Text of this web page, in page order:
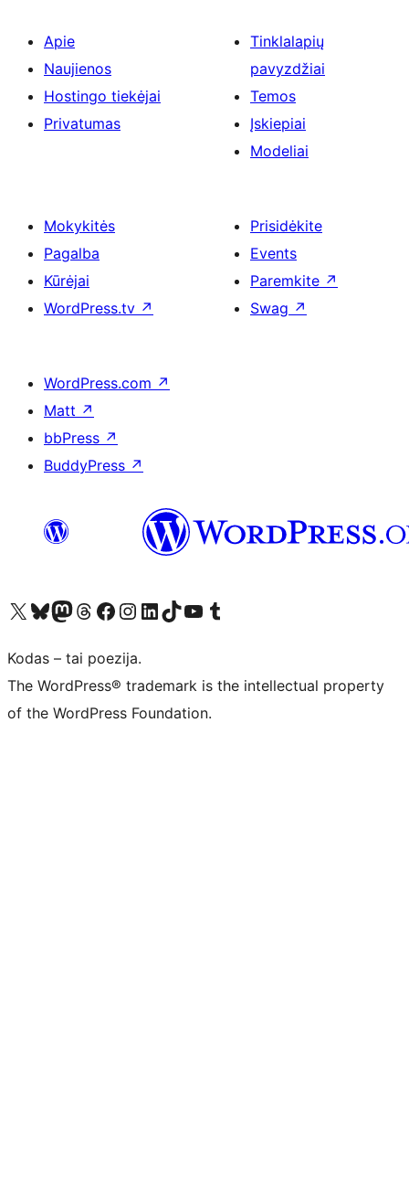
Apie
Naujienos
Hostingo tiekėjai
Privatumas
Tinklalapių
pavyzdžiai
Temos
Įskiepiai
Modeliai
Mokykitės
Pagalba
Kūrėjai
WordPress.tv ↗
Prisidėkite
Events
Paremkite ↗
Swag ↗
WordPress.com ↗
Matt ↗
bbPress ↗
BuddyPress ↗
Visit our X (formerly Twitter) account
Apsilankykite mūsų Bluesky paskyroje
Visit our Mastodon account
Apsilankykite mūsų Threads paskyroje
Visit our Facebook page
Visit our Instagram account
Visit our LinkedIn account
Apsilankykite mūsų TikTok paskyroje
Visit our YouTube channel
Apsilankykite mūsų Tumblr paskyroje
Kodas – tai poezija.
The WordPress® trademark is the intellectual property
of the WordPress Foundation.